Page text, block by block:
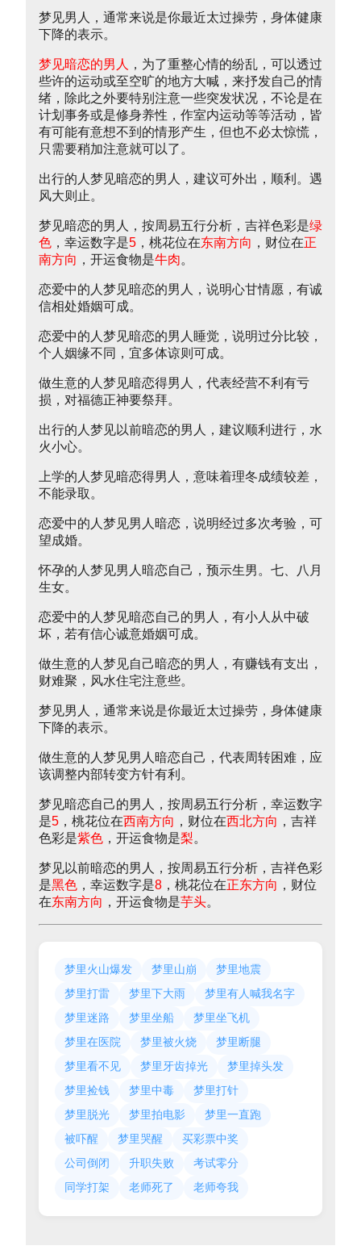
梦见男人，通常来说是你最近太过操劳，身体健康
下降的表示。
梦见暗恋的男人
，为了重整心情的纷乱，可以透过
些许的运动或至空旷的地方大喊，来抒发自己的情
绪，除此之外要特别注意一些突发状况，不论是在
计划事务或是修身养性，作室内运动等等活动，皆
有可能有意想不到的情形产生，但也不必太惊慌，
只需要稍加注意就可以了。
出行的人梦见暗恋的男人，建议可外出，顺利。遇
风大则止。
梦见暗恋的男人，按周易五行分析，吉祥色彩是绿
色 ，幸运数字是5 ，桃花位在东南方向 ，财位在正
南方向 ，开运食物是牛肉。
恋爱中的人梦见暗恋的男人，说明心甘情愿，有诚
信相处婚姻可成。
恋爱中的人梦见暗恋的男人睡觉，说明过分比较，
个人姻缘不同，宜多体谅则可成。
做生意的人梦见暗恋得男人，代表经营不利有亏
损，对福德正神要祭拜。
出行的人梦见以前暗恋的男人，建议顺利进行，水
火小心。
上学的人梦见暗恋得男人，意味着理冬成绩较差，
不能录取。
恋爱中的人梦见男人暗恋，说明经过多次考验，可
望成婚。
怀孕的人梦见男人暗恋自己，预示生男。七、八月
生女。
恋爱中的人梦见暗恋自己的男人，有小人从中破
坏，若有信心诚意婚姻可成。
做生意的人梦见自己暗恋的男人，有赚钱有支出，
财难聚，风水住宅注意些。
梦见男人，通常来说是你最近太过操劳，身体健康
下降的表示。
做生意的人梦见男人暗恋自己，代表周转困难，应
该调整内部转变方针有利。
梦见暗恋自己的男人，按周易五行分析，幸运数字
是5 ，桃花位在西南方向 ，财位在西北方向 ，吉祥
色彩是紫色 ，开运食物是梨。
梦见以前暗恋的男人，按周易五行分析，吉祥色彩
是黑色 ，幸运数字是8 ，桃花位在正东方向 ，财位
在东南方向 ，开运食物是芋头。
梦里火山爆发 梦里山崩
梦里地震
梦里打雷
梦里下大雨
梦里有人喊我名字
梦里迷路
梦里坐船
梦里坐飞机
梦里在医院
梦里被火烧
梦里断腿
梦里看不见
梦里牙齿掉光
梦里掉头发
梦里捡钱
梦里中毒
梦里打针
梦里脱光
梦里拍电影
梦里一直跑
被吓醒
梦里哭醒
买彩票中奖
公司倒闭
升职失败
考试零分
同学打架
老师死了 老师夸我